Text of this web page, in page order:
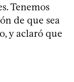
Tenemos
de que sea
y aclaró que